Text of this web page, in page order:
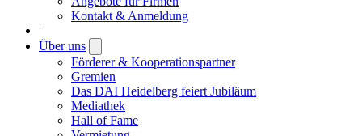
Kontakt & Anmeldung
|
Über uns
submenu
Förderer & Kooperationspartner
Gremien
Das DAI Heidelberg feiert Jubiläum
Mediathek
Hall of Fame